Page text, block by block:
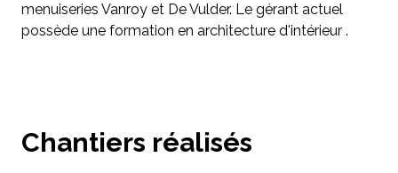
menuiseries Vanroy et De Vulder. Le gérant actuel
possède une formation en architecture d'intérieur .
Chantiers réalisés